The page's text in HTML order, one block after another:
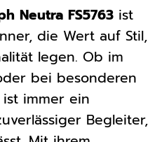
Neutra FS5763 ist
die Wert auf Stil,
legen. Ob im
bei besonderen
immer ein
Begleiter,